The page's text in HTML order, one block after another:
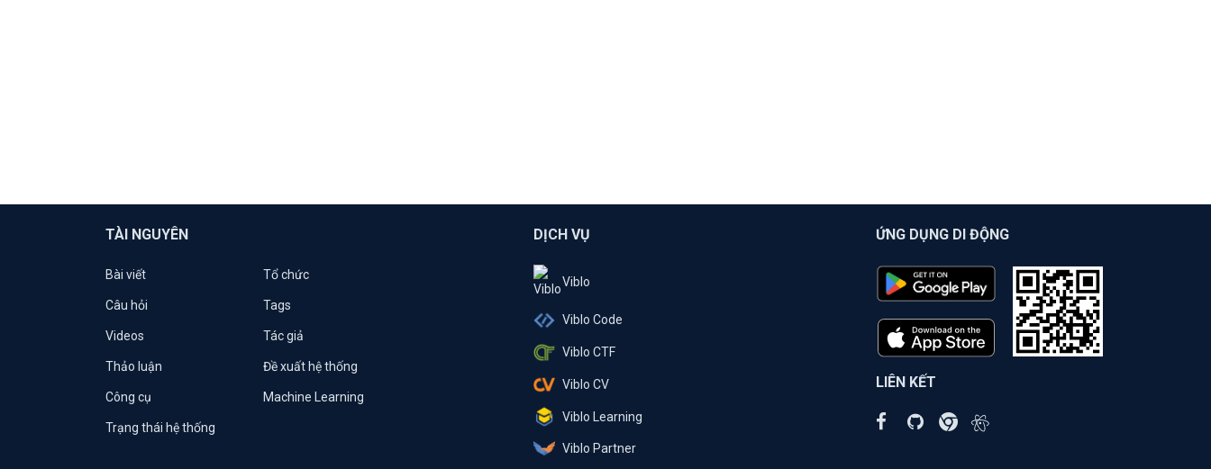
TÀI NGUYÊN
Bài viết Tổ chức
Câu hỏi Tags
Videos Tác giả
Thảo luận Đề xuất hệ thống
Công cụ Machine Learning
Trạng thái hệ thống
DỊCH VỤ
Viblo
Viblo Code
Viblo CTF
Viblo CV
Viblo Learning
Viblo Partner
ỨNG DỤNG DI ĐỘNG
LIÊN KẾT